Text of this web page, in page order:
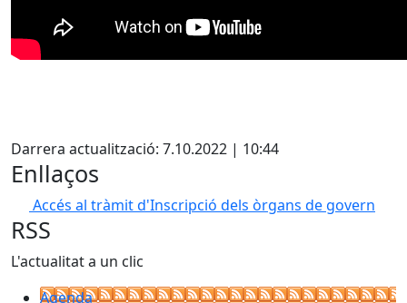
Darrera actualització: 7.10.2022 | 10:44
Enllaços
Accés al tràmit d'Inscripció dels òrgans de govern
RSS
L'actualitat a un clic
Agenda